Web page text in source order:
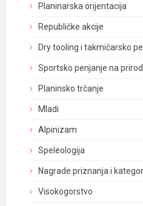
Planinarska orijentacija
Republičke akcije
Dry tooling i takmičarsko
Sportsko penjanje na
Planinsko trčanje
Mladi
Alpinizam
Speleologija
Nagrade priznanja i
Visokogorstvo